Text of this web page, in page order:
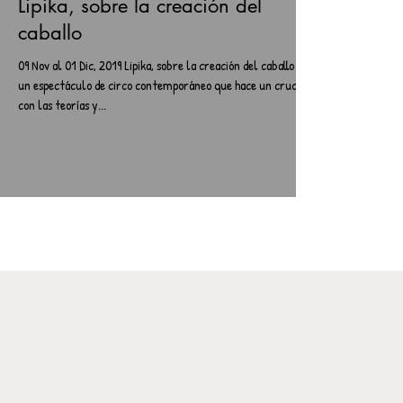
Lipika, sobre la creación del
caballo
09 Nov al 01 Dic, 2019 Lipika, sobre la creación del caballo es
un espectáculo de circo contemporáneo que hace un cruce
con las teorías y...